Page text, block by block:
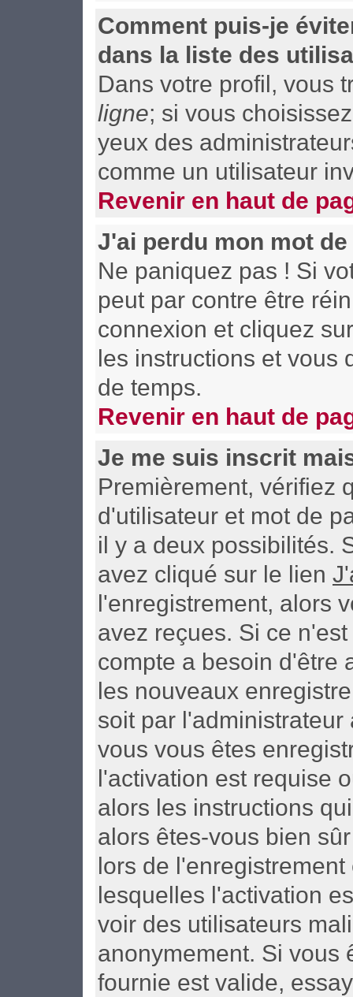
Comment puis-je
dans la liste des
Dans votre profil, vous
ligne; si vous
yeux des
comme un utilisateur
Revenir en haut de
J'ai perdu mon mot
Ne paniquez pas ! Si
peut par contre être
connexion et cliquez
les instructions et
de temps.
Revenir en haut de
Je me suis inscrit
Premièrement, vérifiez
d'utilisateur et mot de
il y a deux possibilités.
avez cliqué sur le lien
l'enregistrement, alors
avez reçues. Si ce
compte a besoin d'être
les nouveaux
soit par
vous vous êtes
l'activation est requise
alors les instructions
alors êtes-vous bien
lors de
lesquelles l'activation
voir des utilisateurs
anonymement. Si vous
fournie est valide,